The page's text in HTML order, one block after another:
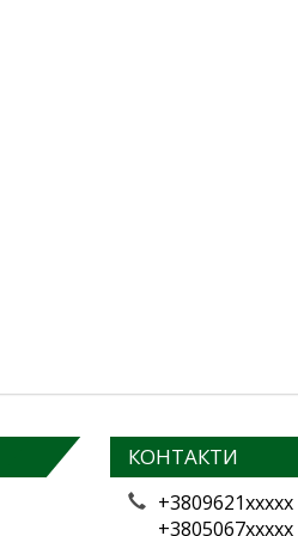
КОНТАКТИ
+3809621xxxxx
+3805067xxxxx